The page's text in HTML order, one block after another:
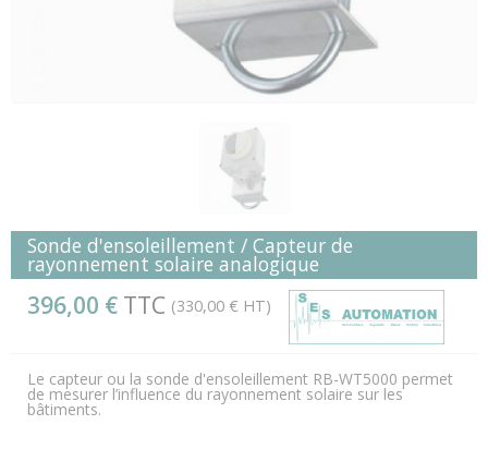
Sonde d'ensoleillement / Capteur de
rayonnement solaire analogique
396,00 € TTC (330,00 € HT)
Le capteur ou la sonde d'ensoleillement RB-WT5000 permet
de mesurer l’influence du rayonnement solaire sur les
bâtiments.